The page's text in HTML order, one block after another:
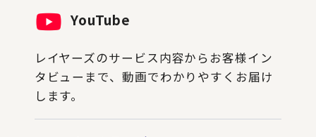
YouTube
レイヤーズのサービス内容からお客様イン
タビューまで、動画でわかりやすくお届け
します。